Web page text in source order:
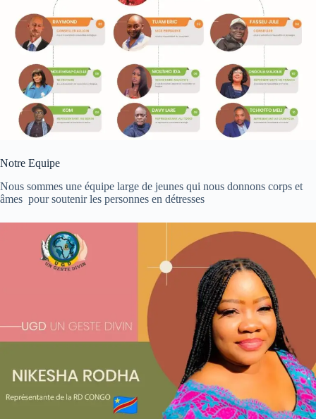
Notre Equipe
Nous sommes une équipe large de jeunes qui nous donnons corps et
âmes pour soutenir les personnes en détresses